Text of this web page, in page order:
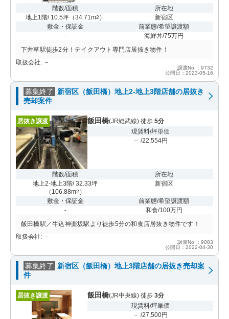
階数/面積
地上1階/ 10.5坪（34.71m2 ）
所在地
新宿区
敷金・保証金
-
前業態/希望譲渡額
海鮮丼/75万円
下井草駅徒歩2分！テイクアウト専門店居抜き物件！
取扱会社: －
譲渡No.：9732
公開日：2023-05-16
募集終了
新宿区（飯田橋）地上2-地上3階店舗の居抜き
売却案件
居抜き譲渡 飯田橋(JR総武線) 徒歩 5分
現賃料/坪単価
－ /22,554円
階数/面積
地上2-地上3階/ 32.33坪
（ 106.88m2 ）
所在地
新宿区
敷金・保証金
-
前業態/希望譲渡額
和食/100万円
飯田橋駅／牛込神楽坂駅より徒歩5分の和食店居抜き物件です！
取扱会社: －
譲渡No.：9083
公開日：2022-04-30
募集終了
新宿区（飯田橋）地上3階店舗の居抜き売却案
件
居抜き譲渡 飯田橋(JR中央線) 徒歩 3分
現賃料/坪単価
－ /27,500円